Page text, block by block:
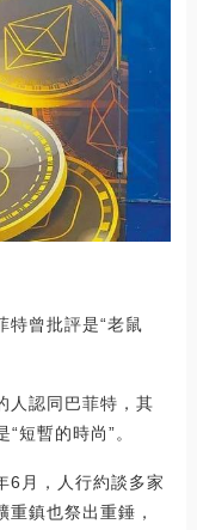
特曾批評是“老鼠
人認同巴菲特，其
短暫的時尚”。
6月，人行約談多家
鎮也祭出重錘，